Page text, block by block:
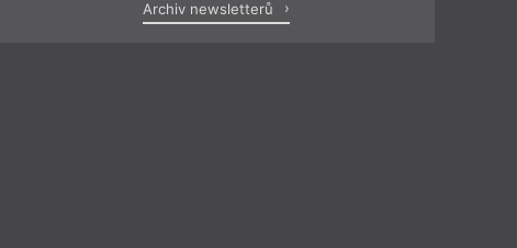
Archiv newsletterů